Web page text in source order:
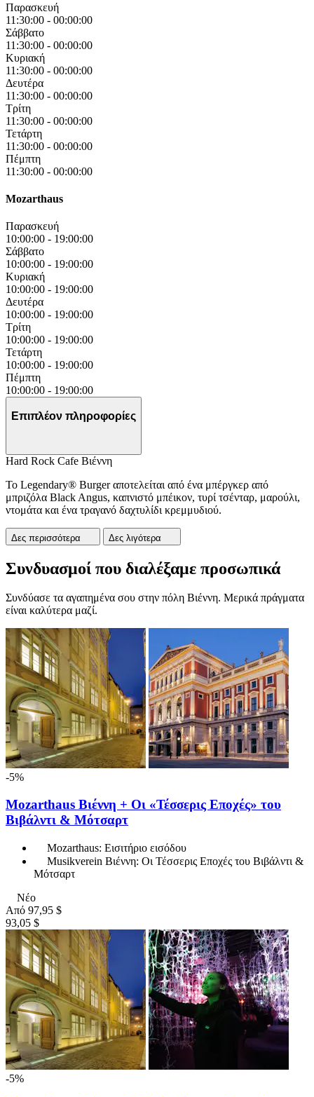
Παρασκευή
11:30:00 - 00:00:00
Σάββατο
11:30:00 - 00:00:00
Κυριακή
11:30:00 - 00:00:00
Δευτέρα
11:30:00 - 00:00:00
Τρίτη
11:30:00 - 00:00:00
Τετάρτη
11:30:00 - 00:00:00
Πέμπτη
11:30:00 - 00:00:00
Mozarthaus
Παρασκευή
10:00:00 - 19:00:00
Σάββατο
10:00:00 - 19:00:00
Κυριακή
10:00:00 - 19:00:00
Δευτέρα
10:00:00 - 19:00:00
Τρίτη
10:00:00 - 19:00:00
Τετάρτη
10:00:00 - 19:00:00
Πέμπτη
10:00:00 - 19:00:00
Επιπλέον πληροφορίες
Hard Rock Cafe Βιέννη
Το Legendary® Burger αποτελείται από ένα μπέργκερ από
μπριζόλα Black Angus, καπνιστό μπέικον, τυρί τσένταρ, μαρούλι,
ντομάτα και ένα τραγανό δαχτυλίδι κρεμμυδιού.
Δες περισσότερα Δες λιγότερα
Συνδυασμοί που διαλέξαμε προσωπικά
Συνδύασε τα αγαπημένα σου στην πόλη Βιέννη. Μερικά πράγματα
είναι καλύτερα μαζί.
-5%
Mozarthaus Βιέννη + Οι «Τέσσερις Εποχές» του
Βιβάλντι & Μότσαρτ
Mozarthaus: Εισιτήριο εισόδου
Musikverein Βιέννη: Οι Τέσσερις Εποχές του Βιβάλντι &
Μότσαρτ
Νέο
Από 97,95 $
93,05 $
-5%